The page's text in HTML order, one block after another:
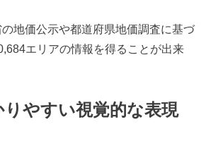
地価公示や都道府県地価調査に基づ
エリアの情報を得ることが出来
やすい視覚的な表現